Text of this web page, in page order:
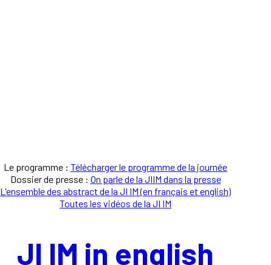
Le programme : Télécharger le programme de la journée
Dossier de presse : On parle de la JIIM dans la presse
L'ensemble des abstract de la JI IM (en français et english)
Toutes les vidéos de la JI IM
JI IM in english